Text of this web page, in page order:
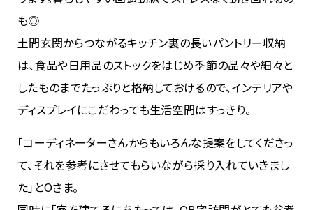
も◎
土間玄関からつながるキッチン裏の長いパントリー収納
は、食品や日用品のストックをはじめ季節の品々や細々と
したものまでたっぷりと格納しておけるので、インテリアや
ディスプレイにこだわっても生活空間はすっきり。
「コーディネーターさんからもいろんな提案をしてくださっ
て、それを参考にさせてもらいながら採り入れていきまし
た」とOさま。